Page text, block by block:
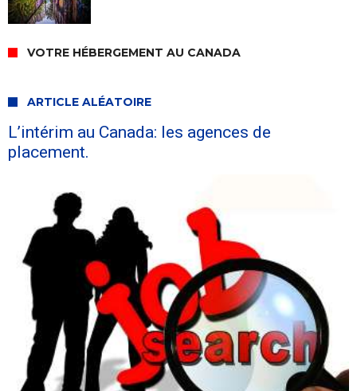
VOTRE HÉBERGEMENT AU CANADA
ARTICLE ALÉATOIRE
L’intérim au Canada: les agences de
placement.